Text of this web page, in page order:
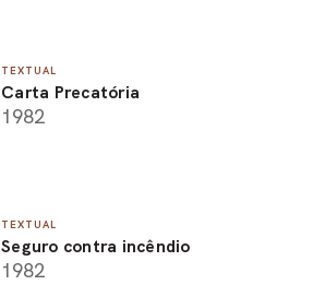
TEXTUAL
Carta Precatória
1982
TEXTUAL
Seguro contra incêndio
1982